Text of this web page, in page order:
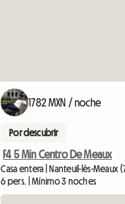
1782 MXN / noche
Por descubrir
F4 5 Min Centro De Meaux
6 pers. | Mínimo 3 noches